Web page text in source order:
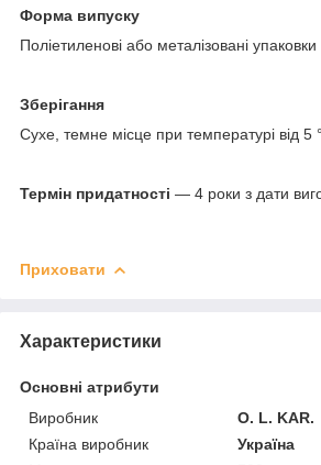
Форма випуску
Поліетиленові або металізовані упаковки
Зберігання
Сухе, темне місце при температурі від 5
Термін придатності — 4 роки з дати
Приховати
Характеристики
Основні атрибути
Виробник
O. L. KAR.
Країна виробник
Україна